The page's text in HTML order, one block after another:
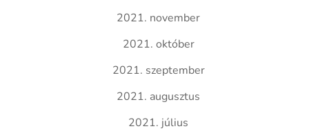
2021. november
2021. október
2021. szeptember
2021. augusztus
2021. július